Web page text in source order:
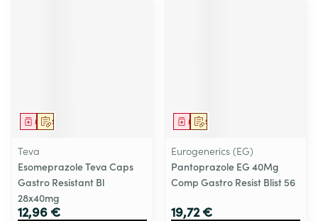
Sur prescription
Médicament
Teva
Esomeprazole Teva Caps
Gastro Resistant Bl
28x40mg
12,96 €
Sur prescription
Médicament
Eurogenerics (EG)
Pantoprazole EG 40Mg
Comp Gastro Resist Blist 56
19,72 €